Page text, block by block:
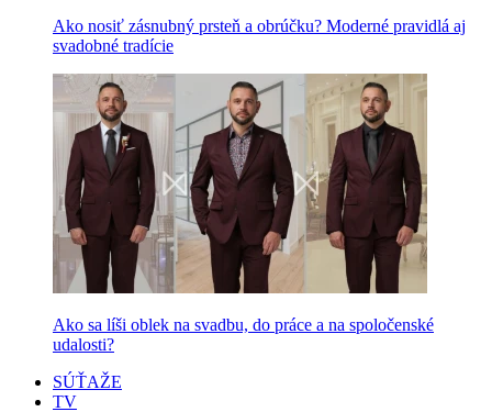
Ako nosiť zásnubný prsteň a obrúčku? Moderné pravidlá aj
svadobné tradície
Ako sa líši oblek na svadbu, do práce a na spoločenské
udalosti?
SÚŤAŽE
TV